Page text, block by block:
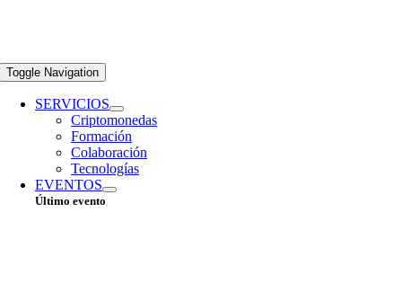
Toggle Navigation
SERVICIOS
Criptomonedas
Formación
Colaboración
Tecnologías
EVENTOS
Último evento